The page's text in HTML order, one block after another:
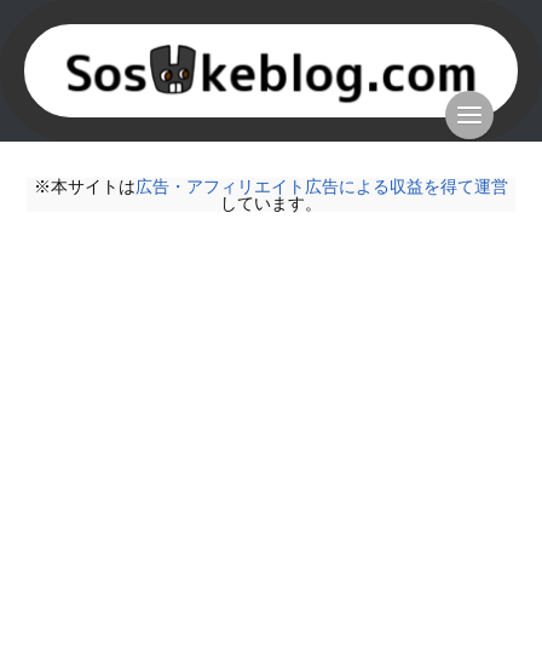
※本サイトは広告・アフィリエイト広告による収益を得て運営
しています。